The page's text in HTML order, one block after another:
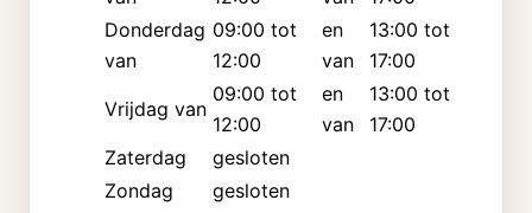
Donderdag
van
09:00 tot
12:00
en
van
13:00 tot
17:00
Vrijdag van
09:00 tot
12:00
en
van
13:00 tot
17:00
Zaterdag
gesloten
Zondag
gesloten